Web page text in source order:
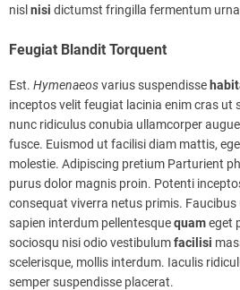
nisl nisi dictumst fringilla fermentum
Feugiat Blandit Torquent
Est. Hymenaeosvarius suspendisse
inceptos velit feugiat lacinia enim cras ut
nunc ridiculus conubia ullamcorper
fusce. Euismod ut facilisi diam mattis,
molestie. Adipiscing pretium Parturient
purus dolor magnis proin. Potenti
consequat viverra netus primis. Faucibus
sapien interdum pellentesquequameget
sociosqu nisi odio vestibulumfacilisi
scelerisque, mollis interdum. Iaculis
semper suspendisse placerat.